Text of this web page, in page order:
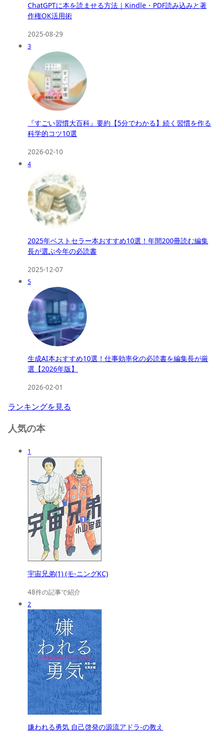
ChatGPTに本を読ませる方法｜Kindle・PDF読み込みと著
作権OK活用術
2025-08-29
3
『すごい習慣大百科』要約【5分でわかる】続く習慣を作る
科学的コツ10選
2026-02-10
4
2025年ベストセラー本おすすめ10選！年間200冊読む編集
長が選ぶ今年の必読書
2025-12-07
5
生成AI本おすすめ10選！仕事効率化の必読書を編集長が厳
選【2026年版】
2026-02-01
ランキングを見る
人気の本
1
宇宙兄弟(1) (モ-ニングKC)
48件の記事で紹介
2
嫌われる勇気 自己啓発の源流アドラ-の教え